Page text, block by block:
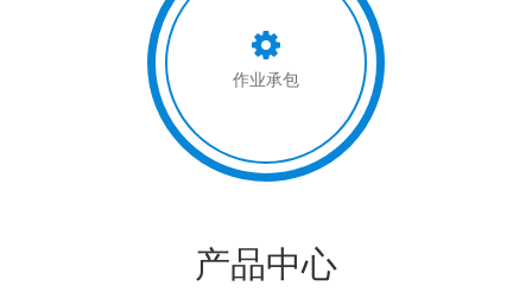
作业承包
产品中心